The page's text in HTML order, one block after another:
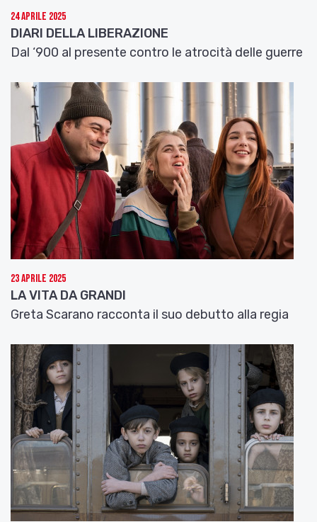
24 Aprile 2025
DIARI DELLA LIBERAZIONE
Dal ‘900 al presente contro le atrocità delle guerre
23 Aprile 2025
LA VITA DA GRANDI
Greta Scarano racconta il suo debutto alla regia